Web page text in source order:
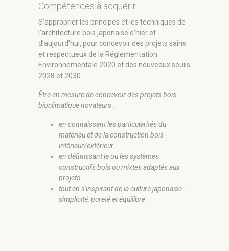
Compétences à acquérir
S’approprier les principes et les techniques de
l'architecture bois japonaise d’hier et
d’aujourd’hui, pour concevoir des projets sains
et respectueux de la Réglementation
Environnementale 2020 et des nouveaux seuils
2028 et 2030.
Être en mesure de concevoir des projets bois
bioclimatique novateurs :
en connaissant les particularités du
matériau et de la construction bois -
intérieur/extérieur
en définissant le ou les systèmes
constructifs bois ou mixtes adaptés aux
projets
tout en s'inspirant de la culture japonaise -
simplicité, pureté et équilibre